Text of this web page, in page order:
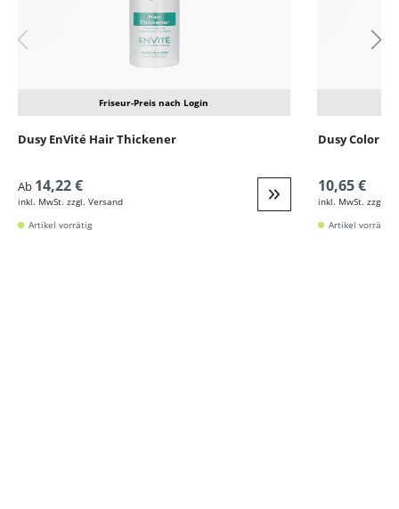
Friseur-Preis nach Login
Dusy EnVité Hair Thickener
Ab 14,22 €
inkl. MwSt. zzgl. Versand Weiter zur Detail
Artikel vorrätig
Dusy Color
10,65 €
inkl. MwSt. zzgl.
Artikel vorrätig